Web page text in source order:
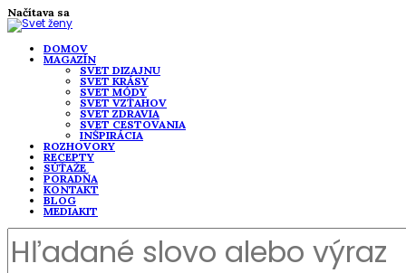
Načítava sa
DOMOV
MAGAZÍN
SVET DIZAJNU
SVET KRÁSY
SVET MÓDY
SVET VZŤAHOV
SVET ZDRAVIA
SVET CESTOVANIA
INŠPIRÁCIA
ROZHOVORY
RECEPTY
SÚŤAŽE
PORADŇA
KONTAKT
BLOG
MEDIAKIT